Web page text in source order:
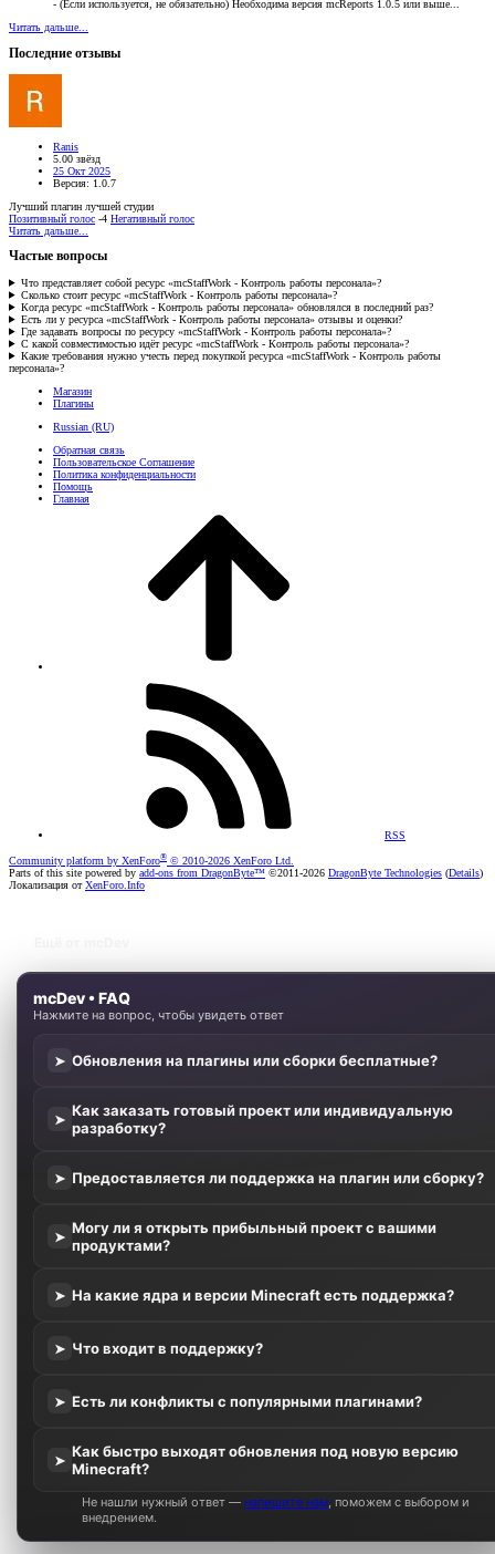
- (Если используется, не обязательно) Необходима версия mcReports 1.0.5 или выше...
Читать дальше...
Последние отзывы
Ranis
5.00 звёзд
25 Окт 2025
Версия: 1.0.7
Лучший плагин лучшей студии
Позитивный голос -4 Негативный голос
Читать дальше...
Частые вопросы
Что представляет собой ресурс «mcStaffWork - Контроль работы персонала»?
Сколько стоит ресурс «mcStaffWork - Контроль работы персонала»?
Когда ресурс «mcStaffWork - Контроль работы персонала» обновлялся в последний раз?
Есть ли у ресурса «mcStaffWork - Контроль работы персонала» отзывы и оценки?
Где задавать вопросы по ресурсу «mcStaffWork - Контроль работы персонала»?
С какой совместимостью идёт ресурс «mcStaffWork - Контроль работы персонала»?
Какие требования нужно учесть перед покупкой ресурса «mcStaffWork - Контроль работы
персонала»?
Магазин
Плагины
Russian (RU)
Обратная связь
Пользовательское Соглашение
Политика конфиденциальности
Помощь
Главная
RSS
Community platform by XenForo® © 2010-2026 XenForo Ltd.
Parts of this site powered by add-ons from DragonByte™ ©2011-2026 DragonByte Technologies (Details)
Локализация отXenForo.Info
mcDev • FAQ
Нажмите на вопрос, чтобы увидеть ответ
➤ Обновления на плагины или сборки бесплатные?
➤ Как заказать готовый проект или индивидуальную
разработку?
➤ Предоставляется ли поддержка на плагин или сборку?
➤ Могу ли я открыть прибыльный проект с вашими
продуктами?
➤ На какие ядра и версии Minecraft есть поддержка?
➤ Что входит в поддержку?
➤ Есть ли конфликты с популярными плагинами?
➤ Как быстро выходят обновления под новую версию
Minecraft?
Не нашли нужный ответ —напишите нам, поможем с выбором и
внедрением.